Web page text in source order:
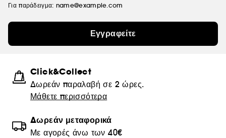
Για παράδειγμα: name@example.com
Εγγραφείτε
Click&Collect
Δωρεάν παραλαβή σε 2 ώρες.
Μάθετε περισσότερα
Δωρεάν μεταφορικά
Με αγορές άνω των 40€